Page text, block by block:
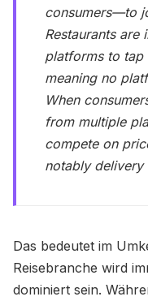
consumers—to
Restaurants
platforms to tap
meaning no
When
from multiple
compete on
notably delivery
Das bedeutet im
Reisebranche wird
dominiert sein.​